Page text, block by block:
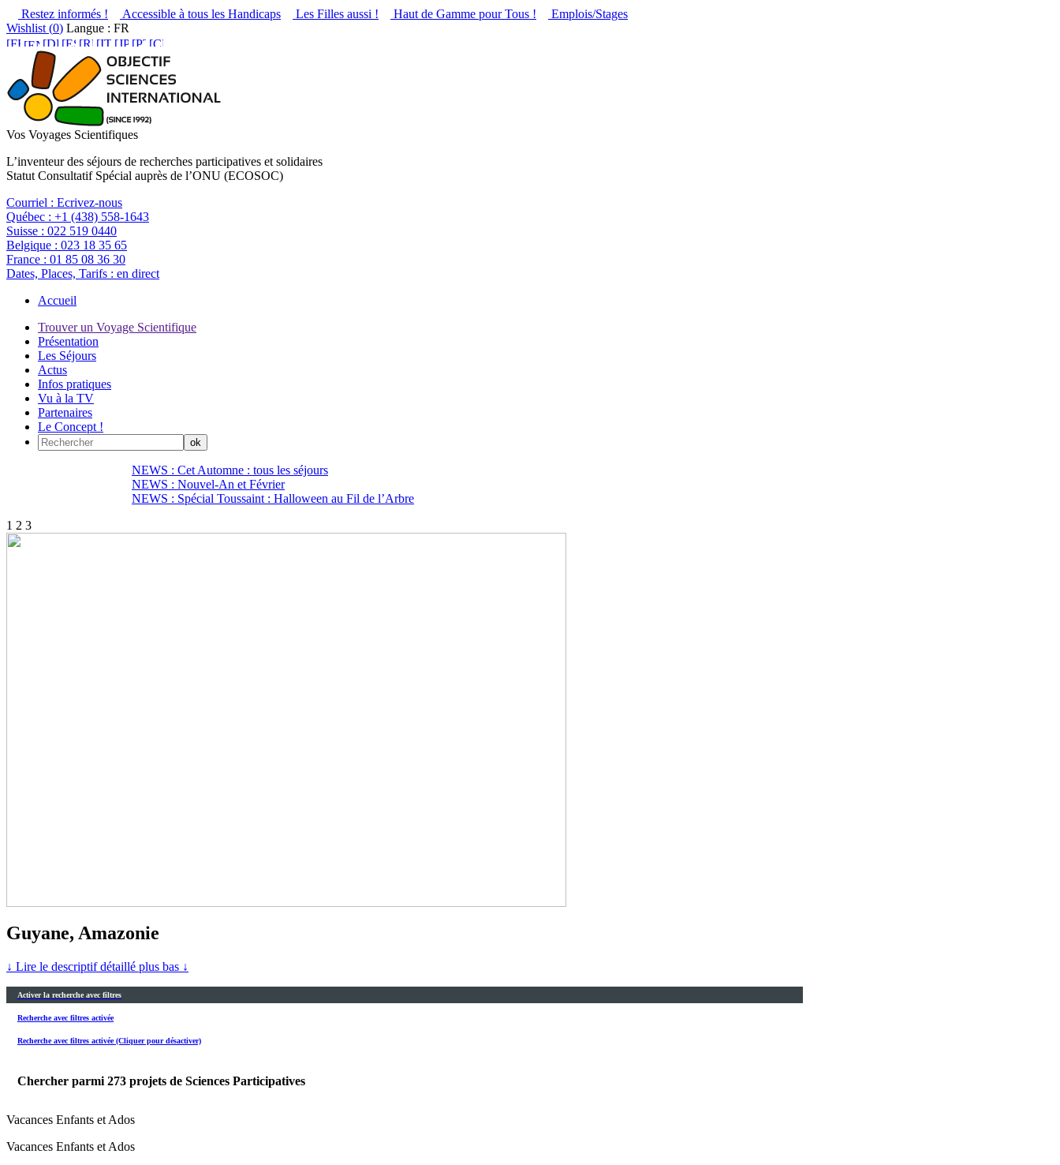
Restez informés ! Accessible à tous les Handicaps Les Filles aussi ! Haut de Gamme pour Tous !
Emplois/Stages
Wishlist (0) Langue : FR
Vos Voyages Scientifiques
L’inventeur des séjours de recherches participatives et solidaires
Statut Consultatif Spécial auprès de l’ONU (ECOSOC)
Courriel : Ecrivez-nous
Québec : +1 (438) 558-1643
Suisse : 022 519 0440
Belgique : 023 18 35 65
France : 01 85 08 36 30
Dates, Places, Tarifs : en direct
Accueil
Trouver un Voyage Scientifique
Présentation
Les Séjours
Actus
Infos pratiques
Vu à la TV
Partenaires
Le Concept !
NEWS : Cet Automne : tous les séjours
NEWS : Nouvel-An et Février
NEWS : Spécial Toussaint : Halloween au Fil de l’Arbre
1 2 3
Guyane, Amazonie
↓ Lire le descriptif détaillé plus bas ↓
Activer la recherche avec filtres
Recherche avec filtres activée
Recherche avec filtres activée (Cliquer pour désactiver)
Chercher parmi 273 projets de Sciences Participatives
Vacances Enfants et Ados
Vacances Enfants et Ados